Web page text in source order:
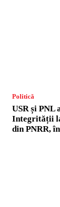
Politică
USR și PNL
Integrității
din PNRR,